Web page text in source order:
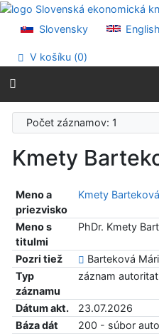
Prejsť na obsah
Prehlásenie o webovej
Slovensky English
V košíku (0)
Počet záznamov: 1
Kmety
Meno a
priezvisko
Kmety
Meno s
titulmi
PhDr. Kmety
Pozri tiež
Barteková
Typ
záznamu
záznam
Dátum akt.
23.07.2026
Báza dát
200 - súbor